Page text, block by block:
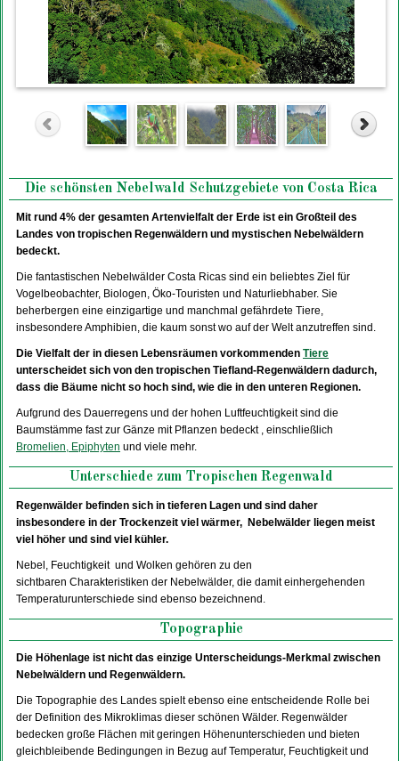
Die schönsten Nebelwald Schutzgebiete von Costa Rica
Mit rund 4% der gesamten Artenvielfalt der Erde ist ein Großteil des
Landes von tropischen Regenwäldern und mystischen Nebelwäldern
bedeckt.
Die fantastischen Nebelwälder Costa Ricas sind ein beliebtes Ziel für
Vogelbeobachter, Biologen, Öko-Touristen und Naturliebhaber. Sie
beherbergen eine einzigartige und manchmal gefährdete Tiere,
insbesondere Amphibien, die kaum sonst wo auf der Welt anzutreffen sind.
Die Vielfalt der in diesen Lebensräumen vorkommenden Tiere
unterscheidet sich von den tropischen Tiefland-Regenwäldern dadurch,
dass die Bäume nicht so hoch sind, wie die in den unteren Regionen.
Aufgrund des Dauerregens und der hohen Luftfeuchtigkeit sind die
Baumstämme fast zur Gänze mit Pflanzen bedeckt , einschließlich
Bromelien, Epiphyten und viele mehr.
Unterschiede zum Tropischen Regenwald
Regenwälder befinden sich in tieferen Lagen und sind daher
insbesondere in der Trockenzeit viel wärmer, Nebelwälder liegen meist
viel höher und sind viel kühler.
Nebel, Feuchtigkeit und Wolken gehören zu den
sichtbaren Charakteristiken der Nebelwälder, die damit einhergehenden
Temperaturunterschiede sind ebenso bezeichnend.
Topographie
Die Höhenlage ist nicht das einzige Unterscheidungs-Merkmal zwischen
Nebelwäldern und Regenwäldern.
Die Topographie des Landes spielt ebenso eine entscheidende Rolle bei
der Definition des Mikroklimas dieser schönen Wälder. Regenwälder
bedecken große Flächen mit geringen Höhenunterschieden und bieten
gleichbleibende Bedingungen in Bezug auf Temperatur, Feuchtigkeit und